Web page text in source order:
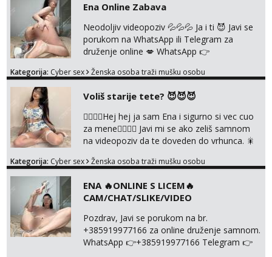
@enafriedrichkis 🤬NE RADIM SASTANKE I
DRUZENJA UZIVO🤬
Ena Online Zabava
Neodoljiv videopoziv 💦💦💦 Ja i ti 😈 Javi se
porukom na WhatsApp ili Telegram za
druženje online 💋 WhatsApp 👉
@enafriedrichkis NEE radimo sastnke uzivo
Kategorija: Cyber sex Ženska osoba traži mušku osobu
Voliš starije tete? 😈😈😈
❤️‍🔥❤️‍🔥Hej hej ja sam Ena i sigurno si vec cuo
za mene❤️‍🔥❤️‍🔥 Javi mi se ako zeliš samnom
na videopoziv da te doveden do vrhunca. 🎇
@enafriedrichkis Radim samo ONLINE I
Kategorija: Cyber sex Ženska osoba traži mušku osobu
ENA 🔥ONLINE S LICEM🔥
CAM/CHAT/SLIKE/VIDEO
Pozdrav, Javi se porukom na br.
+385919977166 za online druženje samnom.
WhatsApp 👉+385919977166 Telegram 👉